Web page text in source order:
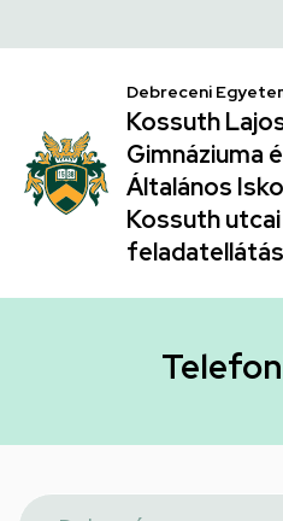
|
Kossuth
Lajos
Gyakorló
Gimnáziuma
Általános
a
Debreceni
Kossuth
Gimnáziuma
Általános
Kossuth utcai